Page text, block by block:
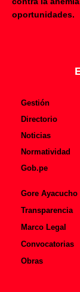
oportunidades.
Gestión
Directorio
Noticias
Normatividad
Gob.pe
Gore Ayacucho
Transparencia
Marco Legal
Convocatorias
Obras